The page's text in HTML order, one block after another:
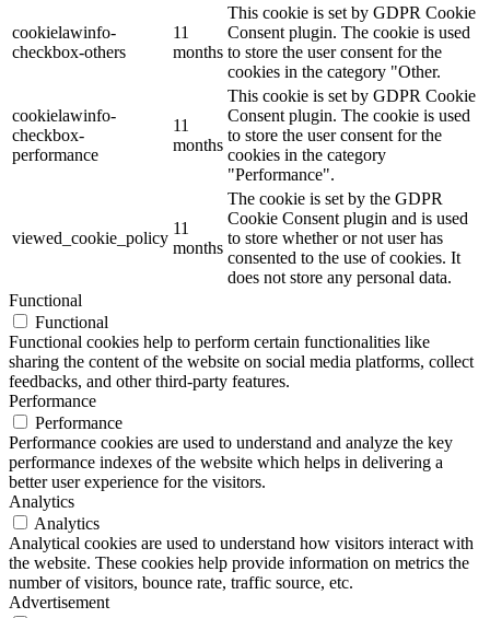
cookielawinfo-
checkbox-others
11
months
This cookie is set by GDPR Cookie
Consent plugin. The cookie is used
to store the user consent for the
cookies in the category "Other.
cookielawinfo-
checkbox-
performance
11
months
This cookie is set by GDPR Cookie
Consent plugin. The cookie is used
to store the user consent for the
cookies in the category
"Performance".
viewed_cookie_policy
11
months
The cookie is set by the GDPR
Cookie Consent plugin and is used
to store whether or not user has
consented to the use of cookies. It
does not store any personal data.
Functional
Functional
Functional cookies help to perform certain functionalities like
sharing the content of the website on social media platforms, collect
feedbacks, and other third-party features.
Performance
Performance
Performance cookies are used to understand and analyze the key
performance indexes of the website which helps in delivering a
better user experience for the visitors.
Analytics
Analytics
Analytical cookies are used to understand how visitors interact with
the website. These cookies help provide information on metrics the
number of visitors, bounce rate, traffic source, etc.
Advertisement